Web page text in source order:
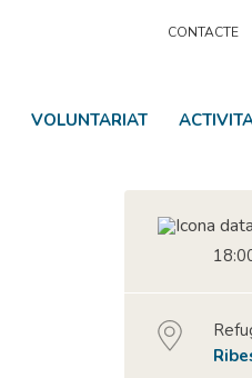
CONTACTE
VOLUNTARIAT